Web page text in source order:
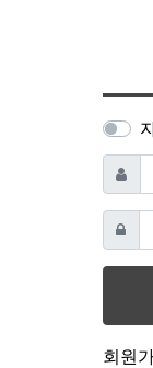
아이디
비밀
회원